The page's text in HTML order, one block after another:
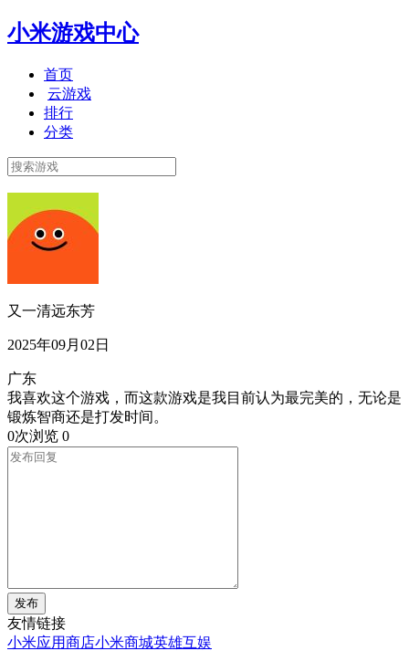
小米游戏中心
首页
云游戏
排行
分类
又一清远东芳
2025年09月02日
广东
我喜欢这个游戏，而这款游戏是我目前认为最完美的，无论是
锻炼智商还是打发时间。
0次浏览 0
发布
友情链接
小米应用商店小米商城英雄互娱